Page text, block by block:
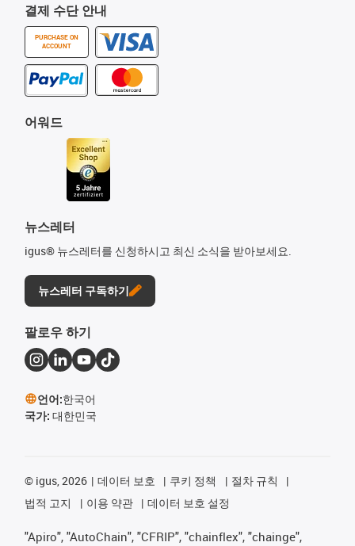
결제 수단 안내
PURCHASE ON
ACCOUNT
어워드
뉴스레터
igus® 뉴스레터를 신청하시고 최신 소식을 받아보세요.
뉴스레터 구독하기
팔로우 하기
언어:한국어
국가: 대한민국
© igus, 2026 데이터 보호 쿠키 정책
절차 규칙
법적 고지
이용 약관 데이터 보호 설정
"Apiro", "AutoChain", "CFRIP", "chainflex", "chainge",